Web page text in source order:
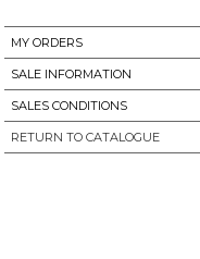
MY ORDERS
SALE INFORMATION
SALES CONDITIONS
RETURN TO CATALOGUE